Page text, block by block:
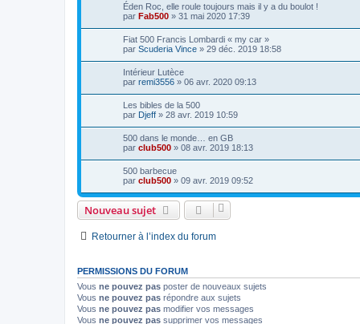
Éden Roc, elle roule toujours mais il y a du boulot !
par Fab500 » 31 mai 2020 17:39
Fiat 500 Francis Lombardi « my car »
par Scuderia Vince » 29 déc. 2019 18:58
Intérieur Lutèce
par remi3556 » 06 avr. 2020 09:13
Les bibles de la 500
par Djeff » 28 avr. 2019 10:59
500 dans le monde… en GB
par club500 » 08 avr. 2019 18:13
500 barbecue
par club500 » 09 avr. 2019 09:52
Nouveau sujet
Retourner à l’index du forum
PERMISSIONS DU FORUM
Vous ne pouvez pas poster de nouveaux sujets
Vous ne pouvez pas répondre aux sujets
Vous ne pouvez pas modifier vos messages
Vous ne pouvez pas supprimer vos messages